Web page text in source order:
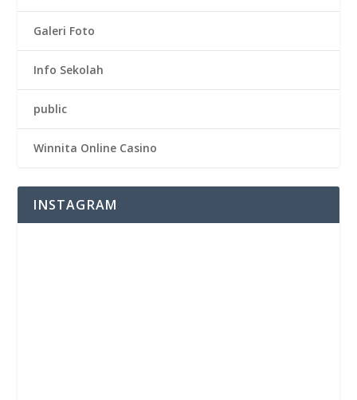
Galeri Foto
Info Sekolah
public
Winnita Online Casino
INSTAGRAM